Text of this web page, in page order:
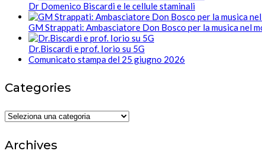
Dr Domenico Biscardi e le cellule staminali
GM Strappati: Ambasciatore Don Bosco per la musica nel
Dr.Biscardi e prof. Iorio su 5G
Comunicato stampa del 25 giugno 2026
Categories
Categories
Archives